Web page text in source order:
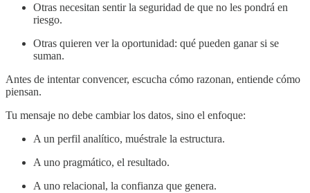
Otras necesitan sentir la seguridad de que no les pondrá en
riesgo.
Otras quieren ver la oportunidad: qué pueden ganar si se
suman.
Antes de intentar convencer, escucha cómo razonan, entiende cómo
piensan.
Tu mensaje no debe cambiar los datos, sino el enfoque:
A un perfil analítico, muéstrale la estructura.
A uno pragmático, el resultado.
A uno relacional, la confianza que genera.